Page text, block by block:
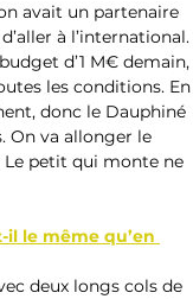
avait un partenaire
à l’international.
d’1 M€ demain,
les conditions. En
donc le Dauphiné
On va allonger le
Le petit qui monte ne
il le même qu’en
deux longs cols de